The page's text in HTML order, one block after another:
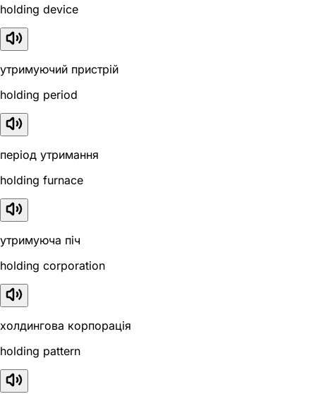
holding device
утримуючий пристрій
holding period
період утримання
holding furnace
утримуюча піч
holding corporation
холдингова корпорація
holding pattern